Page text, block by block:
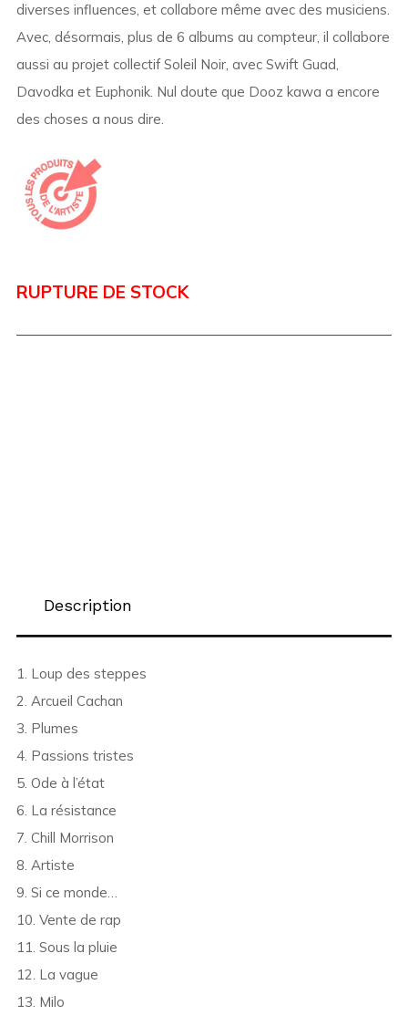
diverses influences, et collabore même avec des musiciens.
Avec, désormais, plus de 6 albums au compteur, il collabore
aussi au projet collectif Soleil Noir, avec Swift Guad,
Davodka et Euphonik. Nul doute que Dooz kawa a encore
des choses a nous dire.
RUPTURE DE STOCK
Description
1. Loup des steppes
2. Arcueil Cachan
3. Plumes
4. Passions tristes
5. Ode à l’état
6. La résistance
7. Chill Morrison
8. Artiste
9. Si ce monde…
10. Vente de rap
11. Sous la pluie
12. La vague
13. Milo